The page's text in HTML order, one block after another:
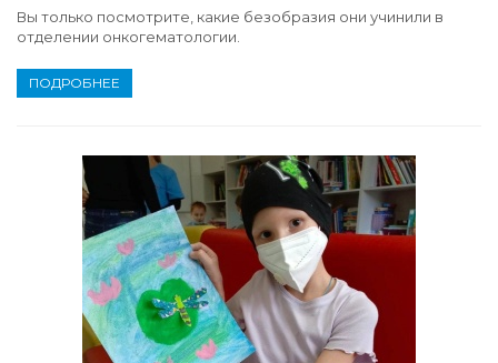
Вы только посмотрите, какие безобразия они учинили в
отделении онкогематологии.
ПОДРОБНЕЕ